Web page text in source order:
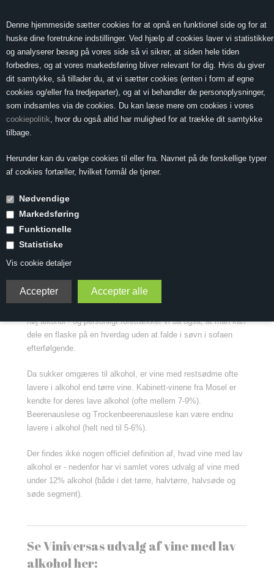
Denne hjemmeside sætter cookies for at opnå en funktionel side og for at
huske dine foretrukne indstillinger. Ved hjælp af cookies laver vi statistikker
og analyserer besøg på vores side så vi sikrer, at siden hele tiden
forbedres, og at vores markedsføring bliver relevant for dig. Hvis du giver
dit samtykke, så tillader du, at vi sætter cookies (enten i form af egne
cookies og/eller fra tredjeparter), og at vi behandler de personoplysninger,
som indsamles via de cookies. Du kan læse mere om cookies i vores
cookiepolitik, hvor du også altid har mulighed for at trække dit samtykke
tilbage.
Herunder kan du vælge cookies til eller fra. Navnet på de forskellige typer
af cookies fortæller, hvilket formål de tjener.
Nødvendige
Markedsføring
Funktionelle
Statistiske
Vis cookie detaljer
0,00
MENU
Lav alkohol, Vine
med
De seneste 20-30 år er vines alkoholprocent steget støt. Vi
husker stadig da Bordeaux normalt have 12 - 12,5% alkohol.
Det skyldes nok både klimaforandringer og også en ændring i
foretrækker vine med mere modenhed og derfor højere
alkohol.
høj alkohol - og personligt foretrækker vi da også, at man kan
dele en flaske på en hverdag uden at falde i søvn i sofaen
efterfølgende.
Da sukker omgæres til alkohol, er vine med restsødme ofte
lavere i alkohol end tørre vine. Kabinett-vinene fra Mosel er
kendte for deres lave alkohol (ofte mellem 7-9%).
Beerenauslese og Trockenbeerenauslese kan være endnu
lavere i alkohol (helt ned til 5-6%).
Der findes ikke nogen officiel definition af, hvad vine med lav
alkohol er - nedenfor har vi samlet vores udvalg af vine med
under 12% alkohol (både i det tørre, halvtørre, halvsøde og
søde segment).
Se Viniversas udvalg af vine med lav
alkohol her: